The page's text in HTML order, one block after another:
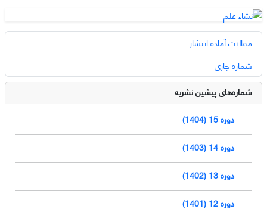
مقالات آماده انتشار
شماره جاری
شماره‌های پیشین نشریه
دوره 15 (1404)
دوره 14 (1403)
دوره 13 (1402)
دوره 12 (1401)